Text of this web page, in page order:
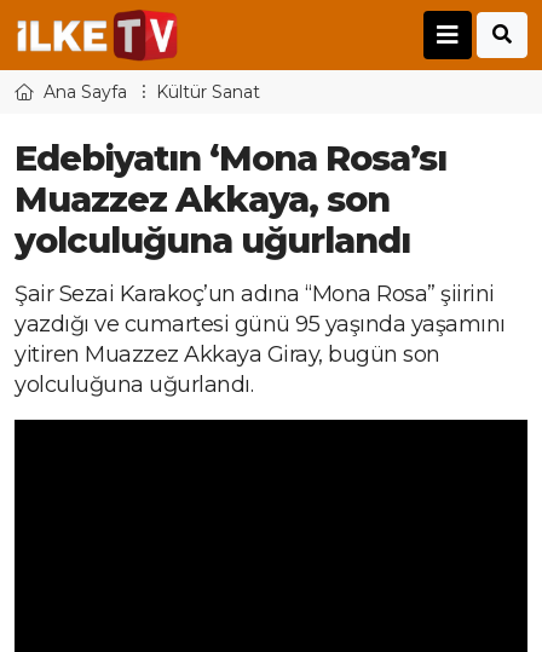
Ana Sayfa Kültür Sanat
Edebiyatın ‘Mona Rosa’sı
Muazzez Akkaya, son
yolculuğuna uğurlandı
Şair Sezai Karakoç’un adına “Mona Rosa” şiirini
yazdığı ve cumartesi günü 95 yaşında yaşamını
yitiren Muazzez Akkaya Giray, bugün son
yolculuğuna uğurlandı.